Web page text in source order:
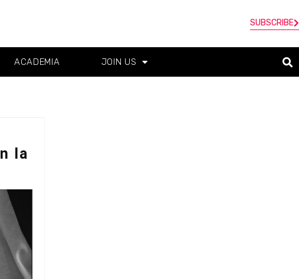
SUBSCRIBE
ACADEMIA JOIN US
la